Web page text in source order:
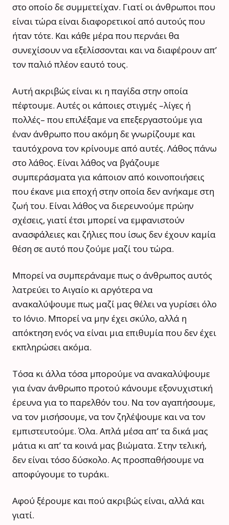
στο οποίο δε συμμετείχαν. Γιατί οι άνθρωποι που
είναι τώρα είναι διαφορετικοί από αυτούς που
ήταν τότε. Και κάθε μέρα που περνάει θα
συνεχίσουν να εξελίσσονται και να διαφέρουν απ’
τον παλιό πλέον εαυτό τους.
Αυτή ακριβώς είναι κι η παγίδα στην οποία
πέφτουμε. Αυτές οι κάποιες στιγμές –λίγες ή
πολλές– που επιλέξαμε να επεξεργαστούμε για
έναν άνθρωπο που ακόμη δε γνωρίζουμε και
ταυτόχρονα τον κρίνουμε από αυτές. Λάθος πάνω
στο λάθος. Είναι λάθος να βγάζουμε
συμπεράσματα για κάποιον από κοινοποιήσεις
που έκανε μια εποχή στην οποία δεν ανήκαμε στη
ζωή του. Είναι λάθος να διερευνούμε πρώην
σχέσεις, γιατί έτσι μπορεί να εμφανιστούν
ανασφάλειες και ζήλιες που ίσως δεν έχουν καμία
θέση σε αυτό που ζούμε μαζί του τώρα.
Μπορεί να συμπεράναμε πως ο άνθρωπος αυτός
λατρεύει το Αιγαίο κι αργότερα να
ανακαλύψουμε πως μαζί μας θέλει να γυρίσει όλο
το Ιόνιο. Μπορεί να μην έχει σκύλο, αλλά η
απόκτηση ενός να είναι μια επιθυμία που δεν έχει
εκπληρώσει ακόμα.
Τόσα κι άλλα τόσα μπορούμε να ανακαλύψουμε
για έναν άνθρωπο προτού κάνουμε εξονυχιστική
έρευνα για το παρελθόν του. Να τον αγαπήσουμε,
να τον μισήσουμε, να τον ζηλέψουμε και να τον
εμπιστευτούμε. Όλα. Απλά μέσα απ’ τα δικά μας
μάτια κι απ’ τα κοινά μας βιώματα. Στην τελική,
δεν είναι τόσο δύσκολο. Ας προσπαθήσουμε να
αποφύγουμε το τυράκι.
Αφού ξέρουμε και πού ακριβώς είναι, αλλά και
γιατί.